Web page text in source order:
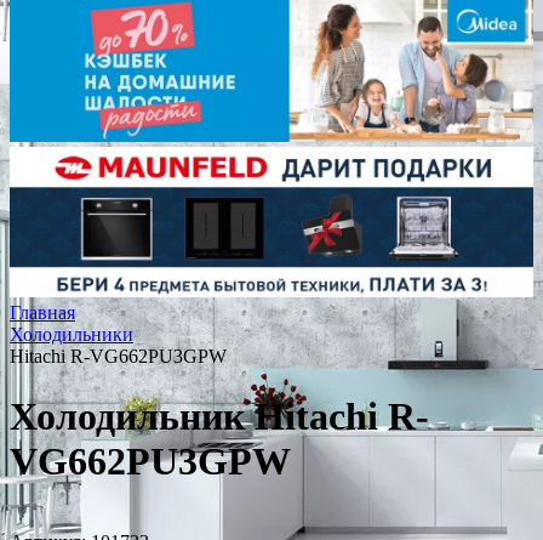
Главная
Холодильники
Hitachi R-VG662PU3GPW
Холодильник Hitachi R-
VG662PU3GPW